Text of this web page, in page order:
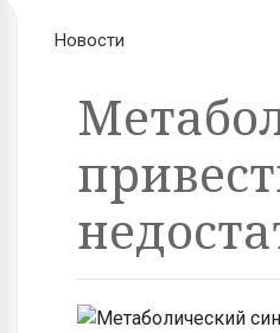
Новости